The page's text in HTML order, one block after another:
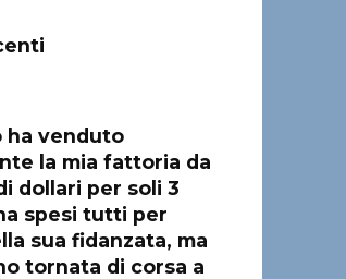
ha venduto
la mia fattoria da
dollari per soli 3
spesi tutti per
sua fidanzata, ma
tornata di corsa a